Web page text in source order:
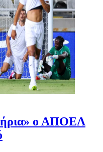
ο ΑΠΟΕΛ